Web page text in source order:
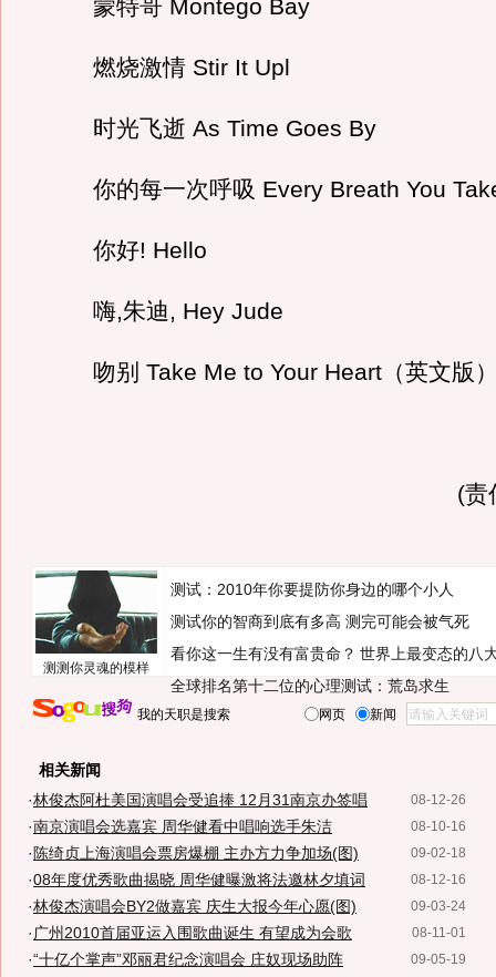
蒙特哥 Montego Bay
燃烧激情 Stir It Upl
时光飞逝 As Time Goes By
你的每一次呼吸 Every Breath You
你好! Hello
嗨,朱迪, Hey Jude
吻别 Take Me to Your Heart（英文版
(责
测测你灵魂的模样
测试：2010年你要提防你身边的哪个小人
测试你的智商到底有多高 测完可能会被气死
看你这一生有没有富贵命？ 世界上最变态的八
全球排名第十二位的心理测试：荒岛求生
我的天职是搜索 网页 新闻
相关新闻
08-12-26
·林俊杰阿杜美国演唱会受追捧 12月31南京办签唱
08-10-16
·南京演唱会选嘉宾 周华健看中唱响选手朱洁
09-02-18
· 陈绮贞上海演唱会票房爆棚 主办方力争加场(图)
08-12-16
·08年度优秀歌曲揭晓 周华健曝激将法邀林夕填词
09-03-24
·林俊杰演唱会BY2做嘉宾 庆生大报今年心愿(图)
08-11-01
· 广州2010首届亚运入围歌曲诞生 有望成为会歌
09-05-19
·“十亿个掌声”邓丽君纪念演唱会 庄奴现场助阵